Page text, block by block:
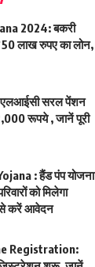
2024: बकरी
लाख रुपए का लोन,
सरल पेंशन
रूपये , जानें पूरी
: हैंड पंप योजना
को मिलेगा
करें आवेदन
Registration: